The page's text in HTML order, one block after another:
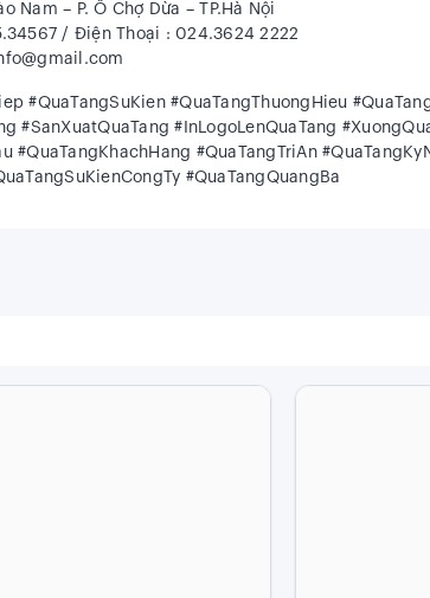
Nam – P. Ô Chợ Dừa – TP.Hà Nội
/ Điện Thoại : 024.3624 2222
#QuaTangSuKien #QuaTangThuongHieu
#SanXuatQuaTang #InLogoLenQuaTang
#QuaTangKhachHang #QuaTangTriAn
#QuaTangQuangBa